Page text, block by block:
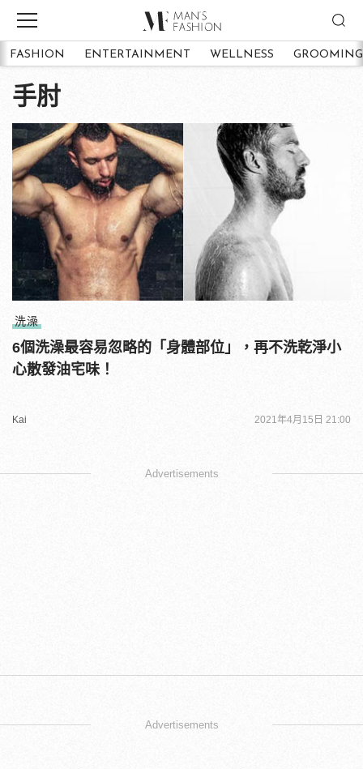
FASHION ENTERTAINMENT WELLNESS GROOMING
手肘
洗澡
6個洗澡最容易忽略的「身體部位」，再不洗乾淨小
心散發油宅味！
Kai 2021年4月15日 21:00
Advertisements
Advertisements